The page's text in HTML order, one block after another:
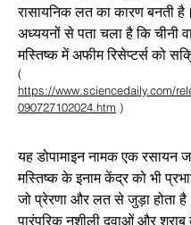
रासायनिक लत का कारण बनती
अध्ययनों से पता चला है कि चीनी
मस्तिष्क में अफीम रिसेप्टर्स को
(
https://www.sciencedaily.com/
090727102024.htm )
यह डोपामाइन नामक एक रसायन
मस्तिष्क के इनाम केंद्र को भी
जो प्रेरणा और लत से जुड़ा होता
पारंपरिक नशीली दवाओं और